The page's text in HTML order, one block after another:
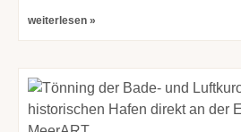
weiterlesen »